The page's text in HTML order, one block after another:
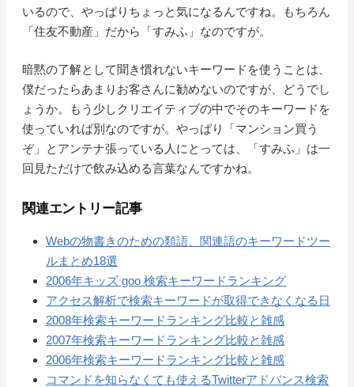
いるので、やっぱりちょっと気になるんですね。もちろん
「住友不動産」だから「すみふ」なのですが。
暗黙の了解として聞き慣れないキーワードを使うことは、
僕だったらあまりお客さんに勧めないのですが、どうでし
ょうか。もう少しクリエイティブの中でそのキーワードを
使っていれば別なのですが。やっぱり「マンション買う
ぞ」とアンテナ張っている人にとっては、「すみふ」は一
回見ただけで飲み込める言葉なんですかね。
関連エントリー記事
Webの物書きのための類語、関連語のキーワードツー
ルまとめ18選
2006年キッズ goo 検索キーワードランキング
アクセス解析で検索キーワードが取得できなくなる日
2008年検索キーワードランキング比較と雑感
2007年検索キーワードランキング比較と雑感
2006年検索キーワードランキング比較と雑感
コマンドを知らなくても使えるTwitterアドバンス検索